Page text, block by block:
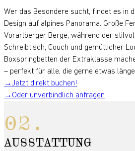
Wer das Besondere sucht, findet es in
Design auf alpines Panorama. Große
Vorarlberger Berge, während der
Schreibtisch, Couch und gemütlicher
Boxspringbetten der Extraklasse
– perfekt für alle, die gerne etwas
Jetzt direkt buchen!
Oder unverbindlich anfragen
AUSSTATTUNG